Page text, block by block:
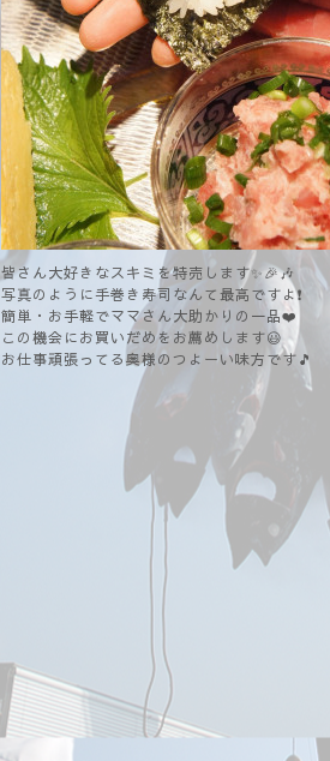
皆さん大好きなスキミを特売します✨🎉🎶
写真のように手巻き寿司なんて最高ですよ❗
簡単・お手軽でママさん大助かりの一品❤️
この機会にお買いだめをお薦めします😃
お仕事頑張ってる奥様のつよーい味方です🎵